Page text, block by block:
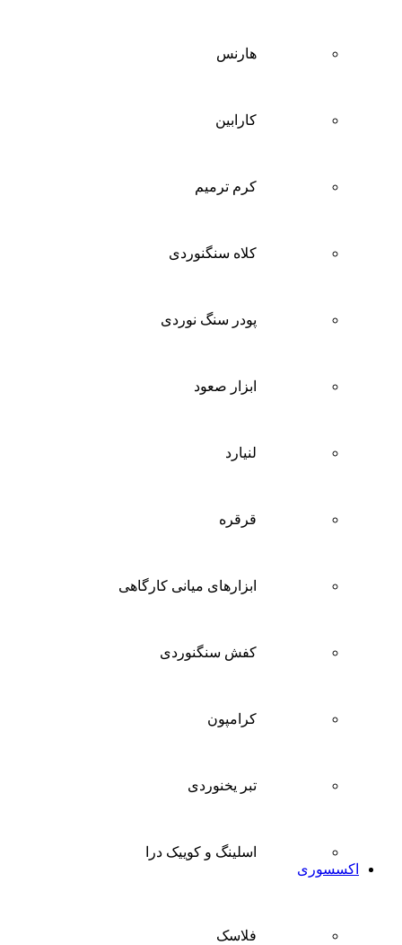
هارنس
کارابین
کرم ترمیم
کلاه سنگنوردی
پودر سنگ نوردی
ابزار صعود
لنیارد
قرقره
ابزارهای میانی کارگاهی
کفش سنگنوردی
کرامپون
تبر یخنوردی
اسلینگ و کوییک درا
اکسسوری
فلاسک